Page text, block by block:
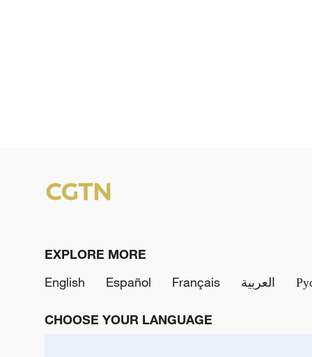
EXPLORE MORE
English
Español Français العربية
CHOOSE YOUR LANGUAGE